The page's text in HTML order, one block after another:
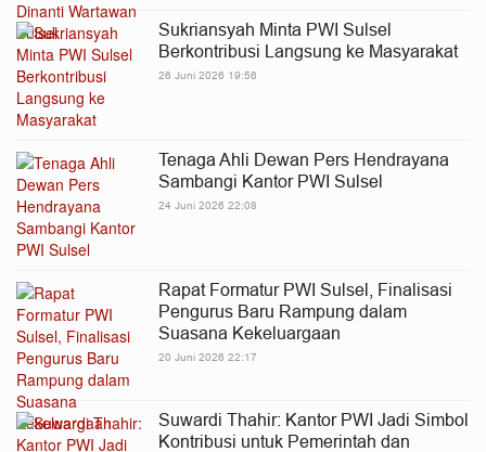
Sukriansyah Minta PWI Sulsel
Berkontribusi Langsung ke Masyarakat
26 Juni 2026 19:56
Tenaga Ahli Dewan Pers Hendrayana
Sambangi Kantor PWI Sulsel
24 Juni 2026 22:08
Rapat Formatur PWI Sulsel, Finalisasi
Pengurus Baru Rampung dalam
Suasana Kekeluargaan
20 Juni 2026 22:17
Suwardi Thahir: Kantor PWI Jadi Simbol
Kontribusi untuk Pemerintah dan